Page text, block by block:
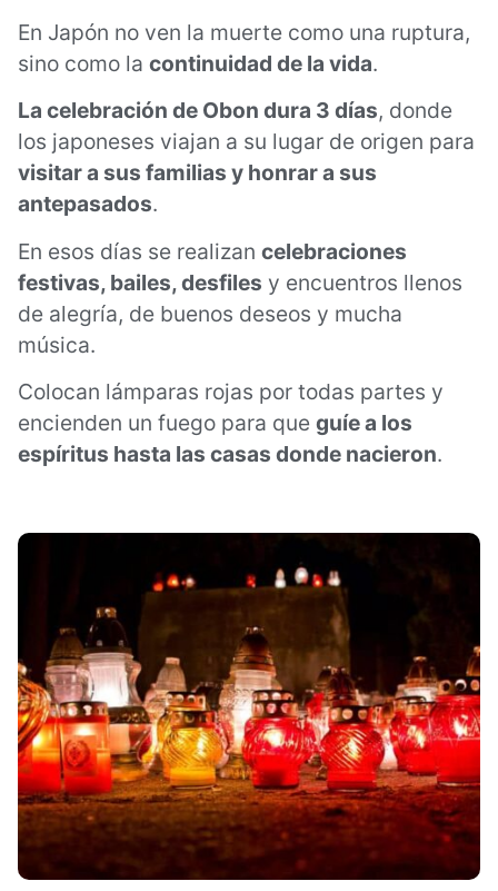
En Japón no ven la muerte como una ruptura,
sino como la continuidad de la vida.
La celebración de Obon dura 3 días, donde
los japoneses viajan a su lugar de origen para
visitar a sus familias y honrar a sus
antepasados.
En esos días se realizan celebraciones
festivas, bailes, desfiles y encuentros llenos
de alegría, de buenos deseos y mucha
música.
Colocan lámparas rojas por todas partes y
encienden un fuego para que guíe a los
espíritus hasta las casas donde nacieron.